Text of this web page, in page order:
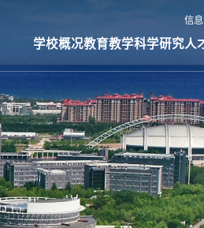
信
学校概况教育教学科学研究人